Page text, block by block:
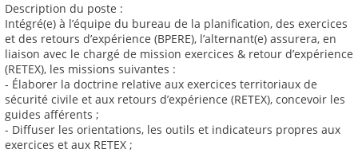
Description du poste :
Intégré(e) à l’équipe du bureau de la planification, des exercices
et des retours d’expérience (BPERE), l’alternant(e) assurera, en
liaison avec le chargé de mission exercices & retour d’expérience
(RETEX), les missions suivantes :
- Élaborer la doctrine relative aux exercices territoriaux de
sécurité civile et aux retours d’expérience (RETEX), concevoir les
guides afférents ;
- Diffuser les orientations, les outils et indicateurs propres aux
exercices et aux RETEX ;